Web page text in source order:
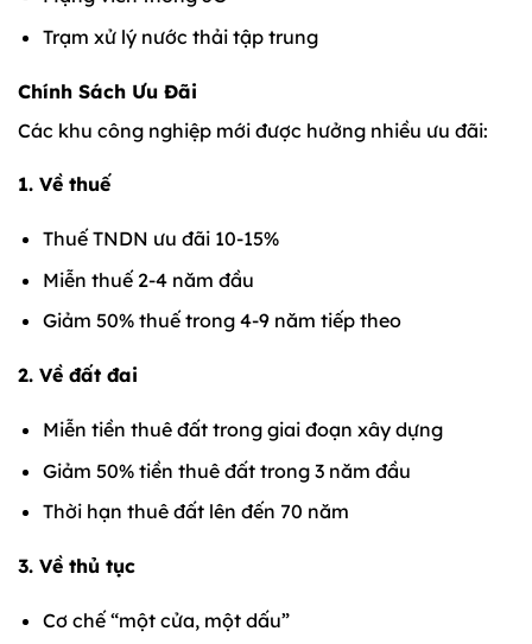
Trạm xử lý nước thải tập trung
Chính Sách Ưu Đãi
Các khu công nghiệp mới được hưởng nhiều ưu đãi:
1. Về thuế
Thuế TNDN ưu đãi 10-15%
Miễn thuế 2-4 năm đầu
Giảm 50% thuế trong 4-9 năm tiếp theo
2. Về đất đai
Miễn tiền thuê đất trong giai đoạn xây dựng
Giảm 50% tiền thuê đất trong 3 năm đầu
Thời hạn thuê đất lên đến 70 năm
3. Về thủ tục
Cơ chế “một cửa, một dấu”